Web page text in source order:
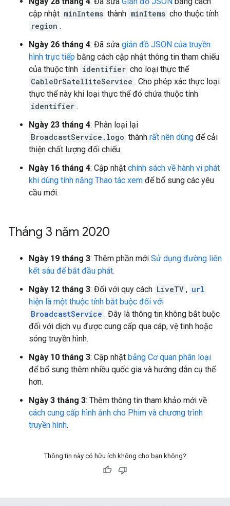
cập nhật minIntems thành minItems cho thuộc tính
region .
Ngày 26 tháng 4: Đã sửa giản đồ JSON của truyền
hình trực tiếp bằng cách cập nhật thông tin tham chiếu
của thuộc tính identifier cho loại thực thể
CableOrSatelliteService . Cho phép xác thực loại
thực thể này khi loại thực thể đó chứa thuộc tính
identifier .
Ngày 23 tháng 4: Phân loại lại
BroadcastService.logo thành rất nên dùng để cải
thiện chất lượng đối chiếu.
Ngày 16 tháng 4: Cập nhật chính sách về hành vi phát
khi dùng tính năng Thao tác xem để bổ sung các yêu
cầu mới.
Tháng 3 năm 2020
Ngày 19 tháng 3: Thêm phần mới Sử dụng đường liên
kết sâu để bắt đầu phát.
Ngày 12 tháng 3: Đối với quy cách LiveTV , url
hiện là một thuộc tính bắt buộc đối với
BroadcastService . Đây là thông tin không bắt buộc
đối với dịch vụ được cung cấp qua cáp, vệ tinh hoặc
sóng truyền hình.
Ngày 10 tháng 3: Cập nhật bảng Cơ quan phân loại
để bổ sung thêm nhiều quốc gia và hướng dẫn cụ thể
hơn.
Ngày 3 tháng 3: Thêm thông tin tham khảo mới về
cách cung cấp hình ảnh cho Phim và chương trình
truyền hình.
Thông tin này có hữu ích không cho bạn không?